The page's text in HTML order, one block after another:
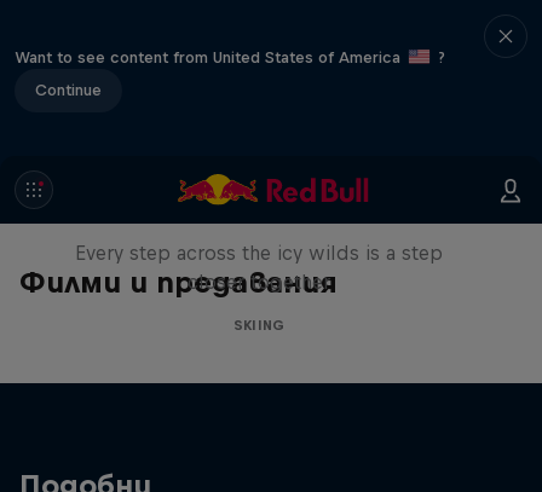
Want to see content from United States of America
?
Continue
Филми и предавания
A Baffin Vacation: Love on Ice
Every step across the icy wilds is a step
closer together
SKIING
Подобни